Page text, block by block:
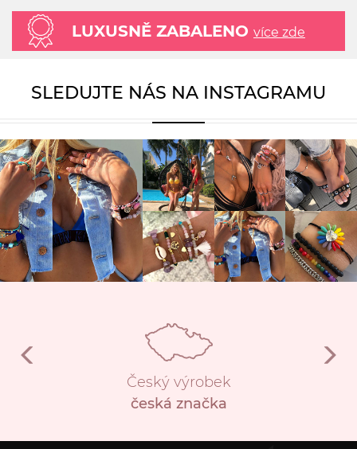
LUXUSNĚ ZABALENO více zde
SLEDUJTE NÁS NA INSTAGRAMU
Český výrobek
česká značka